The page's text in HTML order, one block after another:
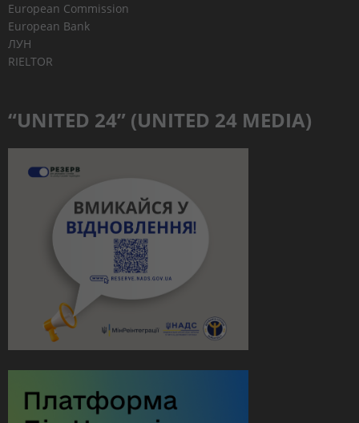
European Commission
European Bank
ЛУН
RIELTOR
“UNITED 24” (UNITED 24 MEDIA)